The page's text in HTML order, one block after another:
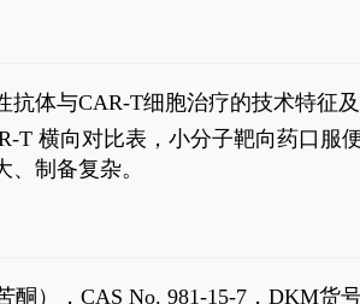
体与CAR-T细胞治疗的技术特征
T 横向对比表，小分子靶向药口
制备复杂。
酮），CAS No. 981-15-7，DKM货